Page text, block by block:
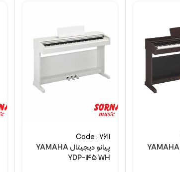
پیانو دیجیتال YAMAHA
Code : 7611
پیانو دیجیتال YAMAHA
YDP-145 WH